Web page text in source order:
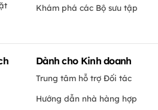
Khám phá các Bộ sưu tập
Dành cho Kinh doanh
Trung tâm hỗ trợ Đối tác
Hướng dẫn nhà hàng hợp